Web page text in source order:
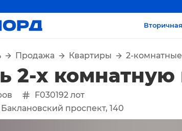
Вторичная
Продажа Квартиры 2-комнатные
2-х комнатную
F030192 лот
проспект, 140